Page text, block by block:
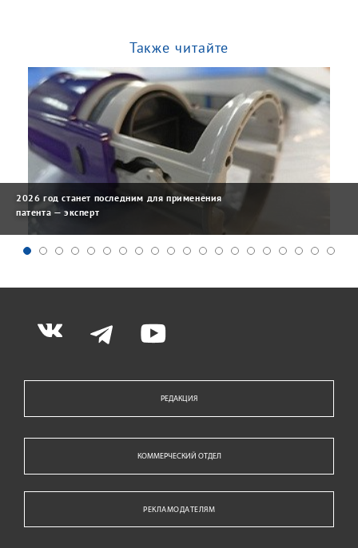
Также читайте
2026 год станет последним для применения
патента — эксперт
РЕДАКЦИЯ
КОММЕРЧЕСКИЙ ОТДЕЛ
РЕКЛАМОДАТЕЛЯМ